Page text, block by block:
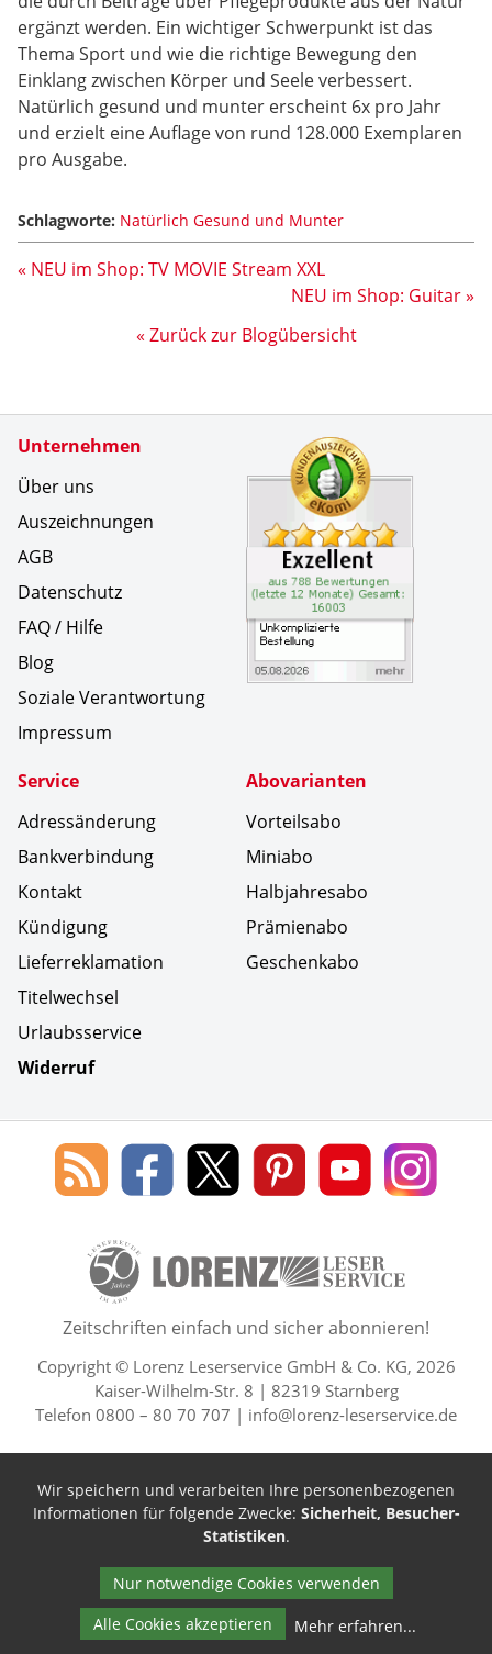
ergänzt werden. Ein wichtiger Schwerpunkt ist das
Thema Sport und wie die richtige Bewegung den
Einklang zwischen Körper und Seele verbessert.
Natürlich gesund und munter erscheint 6x pro Jahr
und erzielt eine Auflage von rund 128.000 Exemplaren
pro Ausgabe.
Schlagworte: Natürlich Gesund und Munter
« NEU im Shop: TV MOVIE Stream XXL
NEU im Shop: Guitar »
« Zurück zur Blogübersicht
Unternehmen
Über uns
Auszeichnungen
AGB
Datenschutz
FAQ / Hilfe
Blog
Soziale Verantwortung
Impressum
Service
Adressänderung
Bankverbindung
Kontakt
Kündigung
Lieferreklamation
Titelwechsel
Urlaubsservice
Widerruf
Abovarianten
Vorteilsabo
Miniabo
Halbjahresabo
Prämienabo
Geschenkabo
Zertifikate
Social Media
Blog
des
Leserservice
Lorenz
Leserservice
Lorenz
Leserservice
Lorenz
Leserservice
Lorenz
Leserservice
Lorenz
50 Lesefreude im Abo Jahre
Zeitschriften einfach und sicher abonnieren!
Copyright © Lorenz Leserservice GmbH & Co. KG, 2026
Kaiser-Wilhelm-Str. 8 | 82319 Starnberg
Telefon 0800 – 80 70 707 | info@lorenz-leserservice.de
Wir speichern und verarbeiten Ihre personenbezogenen
Informationen für folgende Zwecke: Sicherheit, Besucher-
Statistiken.
Nur notwendige Cookies verwenden
Alle Cookies akzeptieren
Mehr erfahren...